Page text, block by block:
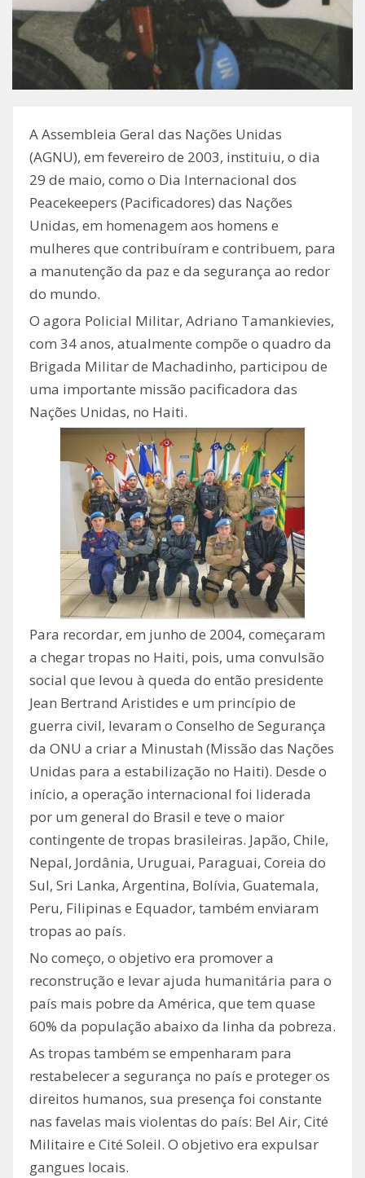
A Assembleia Geral das Nações Unidas
(AGNU), em fevereiro de 2003, instituiu, o dia
29 de maio, como o Dia Internacional dos
Peacekeepers (Pacificadores) das Nações
Unidas, em homenagem aos homens e
mulheres que contribuíram e contribuem, para
a manutenção da paz e da segurança ao redor
do mundo.
O agora Policial Militar, Adriano Tamankievies,
com 34 anos, atualmente compõe o quadro da
Brigada Militar de Machadinho, participou de
uma importante missão pacificadora das
Nações Unidas, no Haiti.
Para recordar, em junho de 2004, começaram
a chegar tropas no Haiti, pois, uma convulsão
social que levou à queda do então presidente
Jean Bertrand Aristides e um princípio de
guerra civil, levaram o Conselho de Segurança
da ONU a criar a Minustah (Missão das Nações
Unidas para a estabilização no Haiti). Desde o
início, a operação internacional foi liderada
por um general do Brasil e teve o maior
contingente de tropas brasileiras. Japão, Chile,
Nepal, Jordânia, Uruguai, Paraguai, Coreia do
Sul, Sri Lanka, Argentina, Bolívia, Guatemala,
Peru, Filipinas e Equador, também enviaram
tropas ao país.
No começo, o objetivo era promover a
reconstrução e levar ajuda humanitária para o
país mais pobre da América, que tem quase
60% da população abaixo da linha da pobreza.
As tropas também se empenharam para
restabelecer a segurança no país e proteger os
direitos humanos, sua presença foi constante
nas favelas mais violentas do país: Bel Air, Cité
Militaire e Cité Soleil. O objetivo era expulsar
gangues locais.